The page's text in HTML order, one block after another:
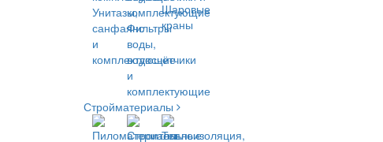
Унитазы,
санфаянс
и
комплектующие
Фильтры
воды,
водосчётчики
и
комплектующие
Шаровые
краны
Стройматериалы